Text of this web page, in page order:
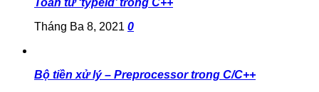
Toán tử ‘typeid’ trong C++
Tháng Ba 8, 2021 0
Bộ tiền xử lý – Preprocessor trong C/C++